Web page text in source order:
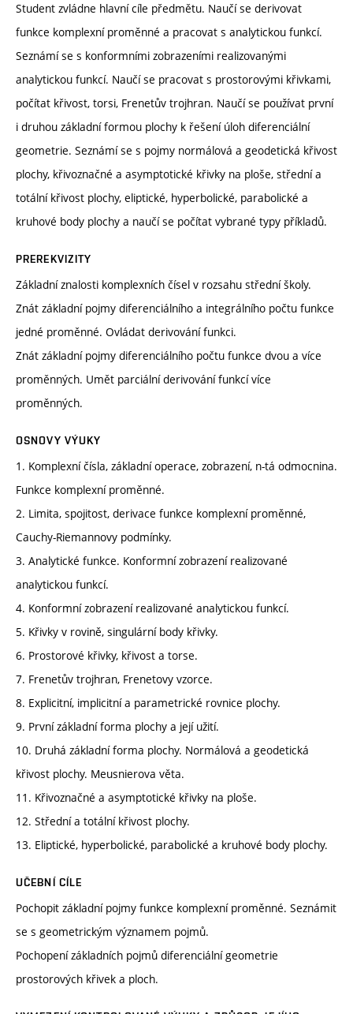
Student zvládne hlavní cíle předmětu. Naučí se derivovat
funkce komplexní proměnné a pracovat s analytickou funkcí.
Seznámí se s konformními zobrazeními realizovanými
analytickou funkcí. Naučí se pracovat s prostorovými křivkami,
počítat křivost, torsi, Frenetův trojhran. Naučí se používat první
i druhou základní formou plochy k řešení úloh diferenciální
geometrie. Seznámí se s pojmy normálová a geodetická křivost
plochy, křivoznačné a asymptotické křivky na ploše, střední a
totální křivost plochy, eliptické, hyperbolické, parabolické a
kruhové body plochy a naučí se počítat vybrané typy příkladů.
PREREKVIZITY
Základní znalosti komplexních čísel v rozsahu střední školy.
Znát základní pojmy diferenciálního a integrálního počtu funkce
jedné proměnné. Ovládat derivování funkci.
Znát základní pojmy diferenciálního počtu funkce dvou a více
proměnných. Umět parciální derivování funkcí více
proměnných.
OSNOVY VÝUKY
1. Komplexní čísla, základní operace, zobrazení, n-tá odmocnina.
Funkce komplexní proměnné.
2. Limita, spojitost, derivace funkce komplexní proměnné,
Cauchy-Riemannovy podmínky.
3. Analytické funkce. Konformní zobrazení realizované
analytickou funkcí.
4. Konformní zobrazení realizované analytickou funkcí.
5. Křivky v rovině, singulární body křivky.
6. Prostorové křivky, křivost a torse.
7. Frenetův trojhran, Frenetovy vzorce.
8. Explicitní, implicitní a parametrické rovnice plochy.
9. První základní forma plochy a její užití.
10. Druhá základní forma plochy. Normálová a geodetická
křivost plochy. Meusnierova věta.
11. Křivoznačné a asymptotické křivky na ploše.
12. Střední a totální křivost plochy.
13. Eliptické, hyperbolické, parabolické a kruhové body plochy.
UČEBNÍ CÍLE
Pochopit základní pojmy funkce komplexní proměnné. Seznámit
se s geometrickým významem pojmů.
Pochopení základních pojmů diferenciální geometrie
prostorových křivek a ploch.